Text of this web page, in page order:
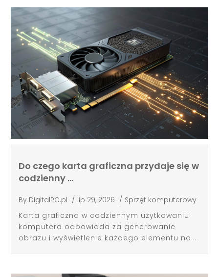
Do czego karta graficzna przydaje się w
codzienny …
By DigitalPC.pl / lip 29, 2026 / Sprzęt komputerowy
Karta graficzna w codziennym użytkowaniu
komputera odpowiada za generowanie
obrazu i wyświetlenie każdego elementu na...